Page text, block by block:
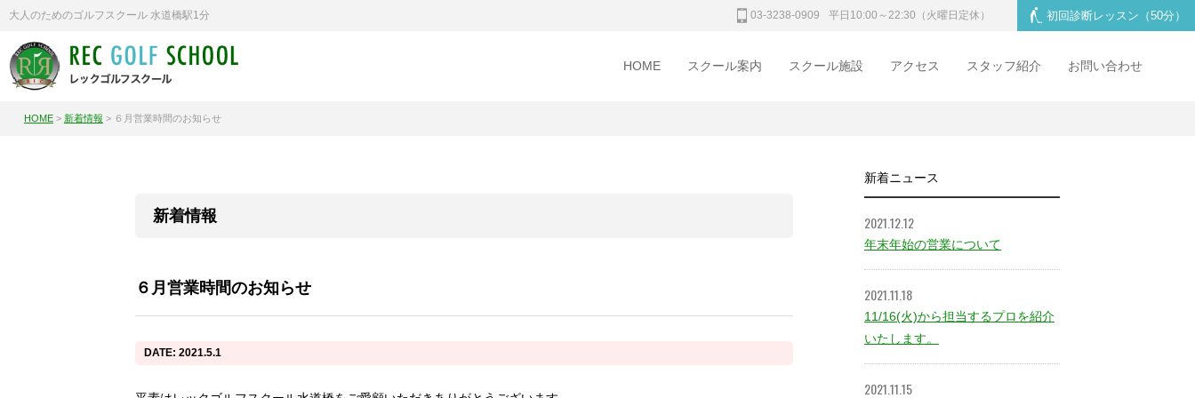
大人のためのゴルフスクール 水道橋駅1分 03-3238-0909 平日10:00～22:30 （火曜日定休） 初回診断レッスン （50分）
HOME スクール案内 スクール施設 アクセス スタッフ紹介 お問い合わせ
HOME> 新着情報 > ６月営業時間のお知らせ
新着情報
６月営業時間のお知らせ
DATE: 2021.5.1
新着ニュース
2021.12.12
年末年始の営業について
2021.11.18
11/16(火)から担当するプロを紹介
いたします。
2021.11.15